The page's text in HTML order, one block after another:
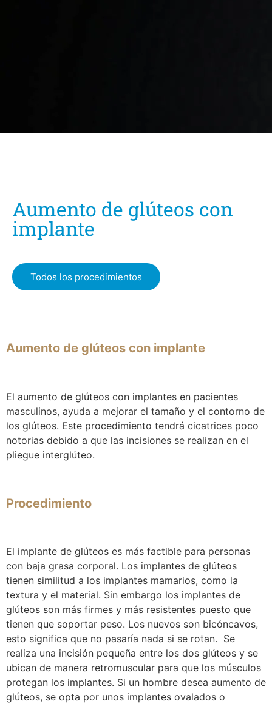
Aumento de glúteos con
implante
Todos los procedimientos
Aumento de glúteos con implante
El aumento de glúteos con implantes en pacientes
masculinos, ayuda a mejorar el tamaño y el contorno de
los glúteos. Este procedimiento tendrá cicatrices poco
notorias debido a que las incisiones se realizan en el
pliegue interglúteo.
Procedimiento
El implante de glúteos es más factible para personas
con baja grasa corporal. Los implantes de glúteos
tienen similitud a los implantes mamarios, como la
textura y el material. Sin embargo los implantes de
glúteos son más firmes y más resistentes puesto que
tienen que soportar peso. Los nuevos son bicóncavos,
esto significa que no pasaría nada si se rotan. Se
realiza una incisión pequeña entre los dos glúteos y se
ubican de manera retromuscular para que los músculos
protegan los implantes. Si un hombre desea aumento de
glúteos, se opta por unos implantes ovalados o